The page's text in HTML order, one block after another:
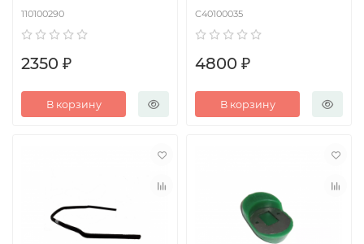
110100290
2350 ₽
В корзину
C40100035
4800 ₽
В корзину